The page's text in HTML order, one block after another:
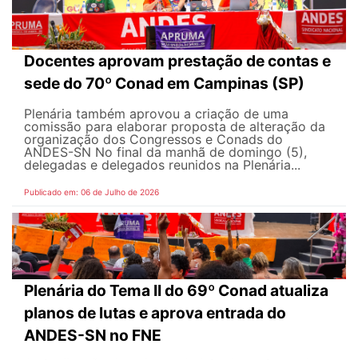
Docentes aprovam prestação de contas e
sede do 70º Conad em Campinas (SP)
Plenária também aprovou a criação de uma
comissão para elaborar proposta de alteração da
organização dos Congressos e Conads do
ANDES-SN No final da manhã de domingo (5),
delegadas e delegados reunidos na Plenária...
Publicado em: 06 de Julho de 2026
Plenária do Tema II do 69º Conad atualiza
planos de lutas e aprova entrada do
ANDES-SN no FNE